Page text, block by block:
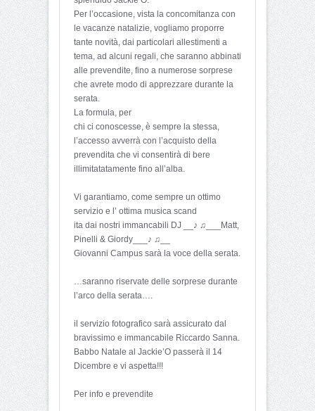
Per l’occasione, vista la concomitanza con
le vacanze natalizie, vogliamo proporre
tante novità, dai particolari allestimenti a
tema, ad alcuni regali, che saranno abbinati
alle prevendite, fino a numerose sorprese
che avrete modo di apprezzare durante la
serata.
La formula, per
chi ci conoscesse, è sempre la stessa,
l’accesso avverrà con l’acquisto della
prevendita che vi consentirà di bere
illimitatatamente fino all’alba.
Vi garantiamo, come sempre un ottimo
servizio e l’ ottima musica scand
ita dai nostri immancabili DJ __♪ ♫___Matt,
Pinelli & Giordy___♪ ♫__
Giovanni Campus sarà la voce della serata.
…saranno riservate delle sorprese durante
l’arco della serata….
il servizio fotografico sarà assicurato dal
bravissimo e immancabile Riccardo Sanna.
Babbo Natale al Jackie’O passerà il 14
Dicembre e vi aspetta!!!
Per info e prevendite